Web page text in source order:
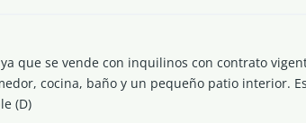
que se vende con inquilinos con contrato
cocina, baño y un pequeño patio interior.
(D)